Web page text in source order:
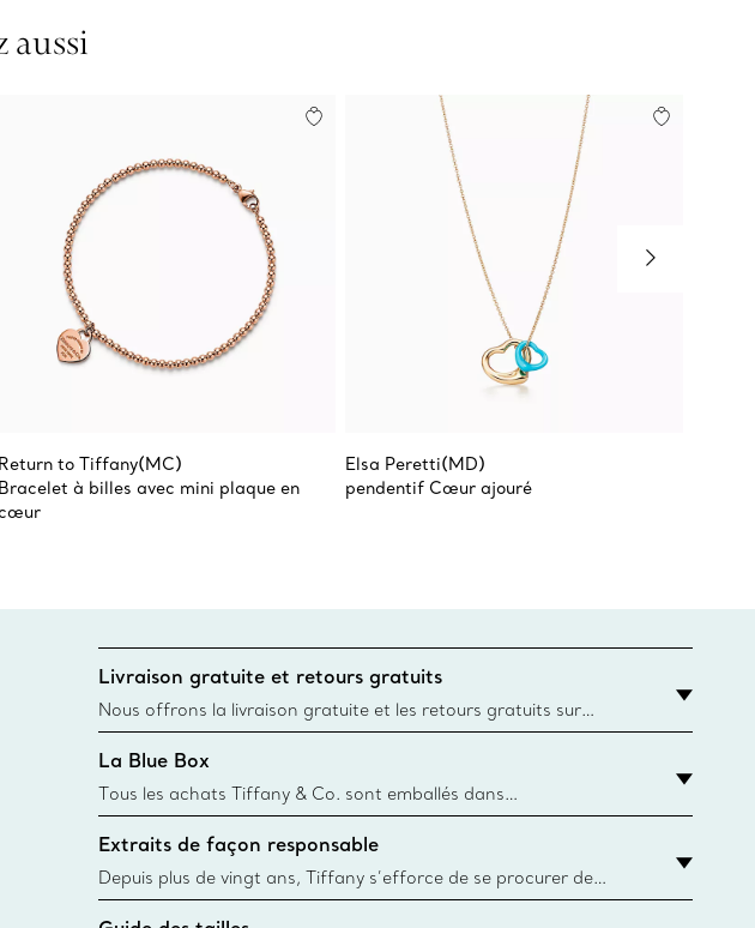
aussi
Return to Tiffany(MC)
Bracelet à billes avec mini plaque en
Elsa Peretti(MD)
pendentif Cœur ajouré
Livraison gratuite et retours gratuits
Nous offrons la livraison gratuite et les retours gratuits sur
toutes les commandes Tiffany & Co. passées sur le site Web
canadien et dont la destination est l’adresse d’un particulier.
La Blue Box
Tous les achats Tiffany & Co. sont emballés dans
une Tiffany Blue Box. Bien que l'histoire de cet emballage célèbre
remonte à 1886, toutes les Blue Box et sacs sont aujourd'hui
fabriqués à partir de papier provenant de sources durables et de
matières
Extraits de façon responsable
Depuis plus de vingt ans, Tiffany s’efforce de se procurer de
façon responsable les matériaux précieux utilisés dans la